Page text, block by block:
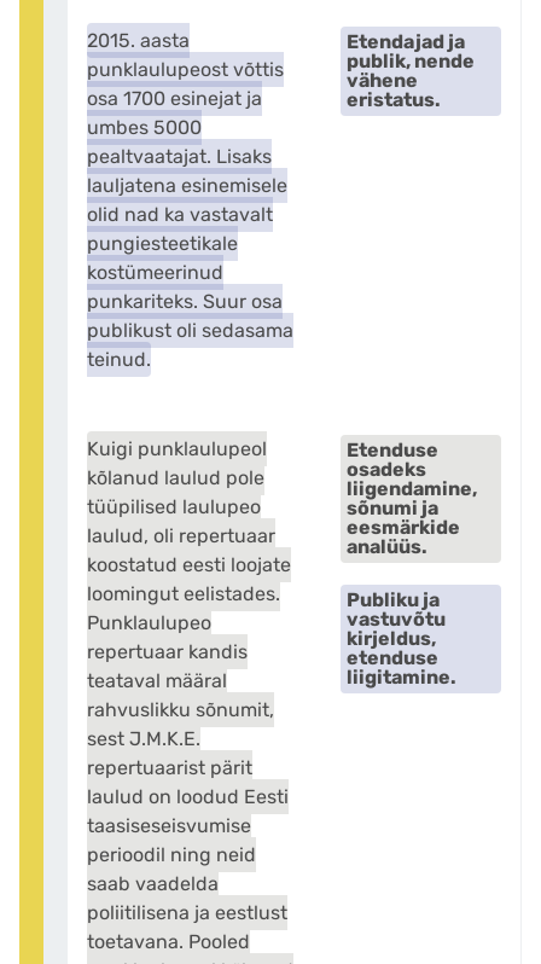
2015. aasta
punklaulupeost võttis
osa 1700 esinejat ja
umbes 5000
pealtvaatajat. Lisaks
lauljatena esinemisele
olid nad ka vastavalt
pungiesteetikale
kostümeerinud
punkariteks. Suur osa
publikust oli sedasama
teinud.
Etendajad ja
publik, nende
vähene
eristatus.
Kuigi punklaulupeol
kõlanud laulud pole
tüüpilised laulupeo
laulud, oli repertuaar
koostatud eesti loojate
loomingut eelistades.
Punklaulupeo
repertuaar kandis
teataval määral
rahvuslikku sõnumit,
sest J.M.K.E.
repertuaarist pärit
laulud on loodud Eesti
taasiseseisvumise
perioodil ning neid
saab vaadelda
poliitilisena ja eestlust
toetavana. Pooled
Etenduse
osadeks
liigendamine,
sõnumi ja
eesmärkide
analüüs.
Publiku ja
vastuvõtu
kirjeldus,
etenduse
liigitamine.